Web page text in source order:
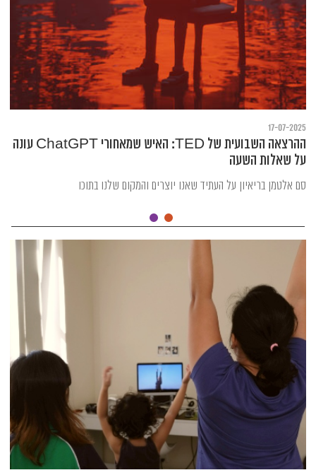
17-07-2025
ההרצאה השבועית של TED: האיש שמאחורי ChatGPT עונה
על שאלות השעה
סם אלטמן בריאיון על העתיד שאנו יוצרים והמקום שלנו בתוכו